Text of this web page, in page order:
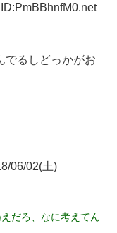
でるしどっかがお
06/02(土)
だろ、なに考えてん